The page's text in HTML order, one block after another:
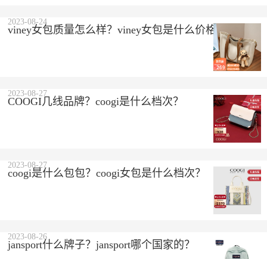
viney女包质量怎么样？viney女包是什么价格？
2023-08-24
COOGI几线品牌？coogi是什么档次？
2023-08-27
coogi是什么包包？coogi女包是什么档次？
2023-08-27
jansport什么牌子？jansport哪个国家的？
2023-08-26